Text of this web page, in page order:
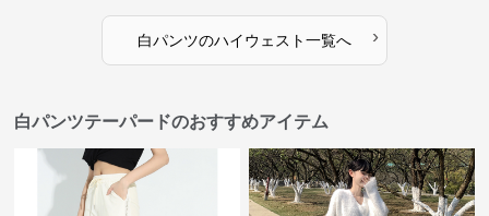
白パンツのハイウェスト一覧へ ›
白パンツテーパードのおすすめアイテム